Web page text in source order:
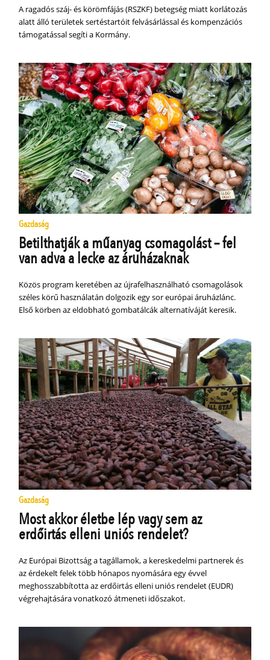
A ragadós száj- és körömfájás (RSZKF) betegség miatt korlátozás
alatt álló területek sertéstartóit felvásárlással és kompenzációs
támogatással segíti a Kormány.
Gazdaság
Betilthatják a műanyag csomagolást – fel
van adva a lecke az áruházaknak
Közös program keretében az újrafelhasználható csomagolások
széles körű használatán dolgozik egy sor európai áruházlánc.
Első körben az eldobható gombatálcák alternatíváját keresik.
Gazdaság
Most akkor életbe lép vagy sem az
erdőirtás elleni uniós rendelet?
Az Európai Bizottság a tagállamok, a kereskedelmi partnerek és
az érdekelt felek több hónapos nyomására egy évvel
meghosszabbította az erdőirtás elleni uniós rendelet (EUDR)
végrehajtására vonatkozó átmeneti időszakot.